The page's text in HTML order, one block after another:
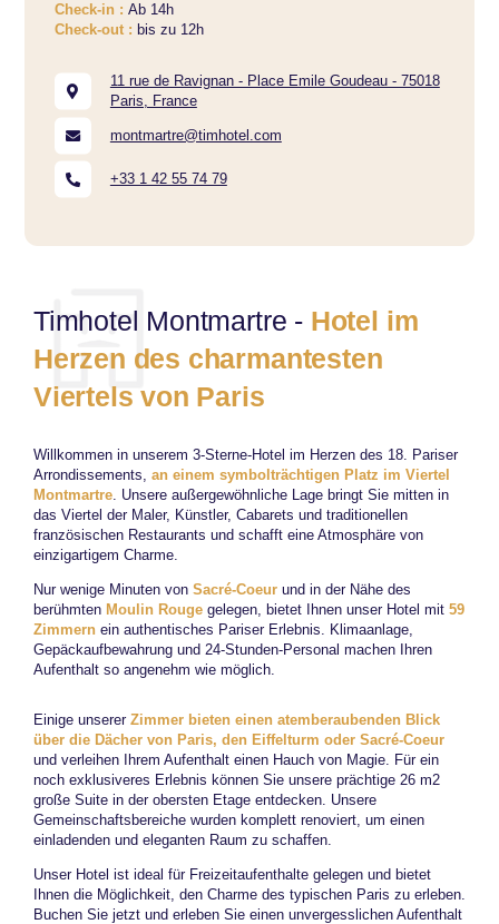
Check-in : Ab 14h
Check-out : bis zu 12h
11 rue de Ravignan - Place Emile Goudeau - 75018
Paris, France
montmartre@timhotel.com
+33 1 42 55 74 79
Timhotel Montmartre - Hotel im
Herzen des charmantesten
Viertels von Paris
Willkommen in unserem 3-Sterne-Hotel im Herzen des 18. Pariser
Arrondissements, an einem symbolträchtigen Platz im Viertel
Montmartre. Unsere außergewöhnliche Lage bringt Sie mitten in
das Viertel der Maler, Künstler, Cabarets und traditionellen
französischen Restaurants und schafft eine Atmosphäre von
einzigartigem Charme.
Nur wenige Minuten von Sacré-Coeurund in der Nähe des
berühmten Moulin Rougegelegen, bietet Ihnen unser Hotel mit 59
Zimmernein authentisches Pariser Erlebnis. Klimaanlage,
Gepäckaufbewahrung und 24-Stunden-Personal machen Ihren
Aufenthalt so angenehm wie möglich.
Einige unserer Zimmer bieten einen atemberaubenden Blick
über die Dächer von Paris, den Eiffelturm oder Sacré-Coeur
und verleihen Ihrem Aufenthalt einen Hauch von Magie. Für ein
noch exklusiveres Erlebnis können Sie unsere prächtige 26 m2
große Suite in der obersten Etage entdecken. Unsere
Gemeinschaftsbereiche wurden komplett renoviert, um einen
einladenden und eleganten Raum zu schaffen.
Unser Hotel ist ideal für Freizeitaufenthalte gelegen und bietet
Ihnen die Möglichkeit, den Charme des typischen Paris zu erleben.
Buchen Sie jetzt und erleben Sie einen unvergesslichen Aufenthalt